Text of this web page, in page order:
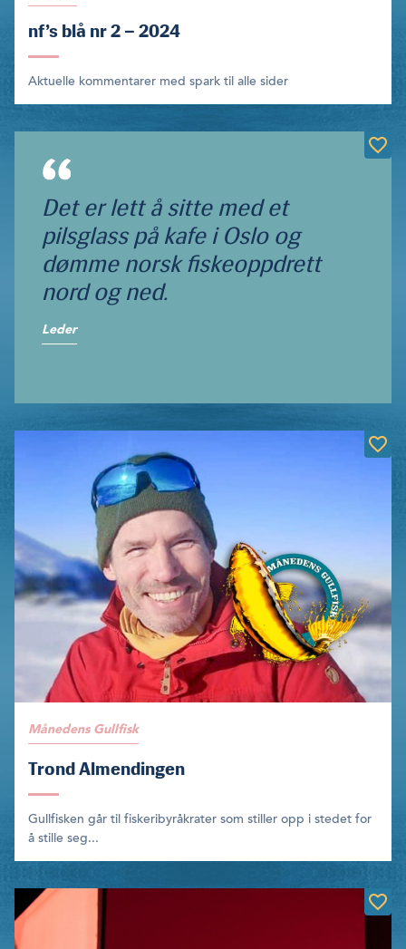
nf’s blå nr 2 – 2024
Aktuelle kommentarer med spark til alle sider
Det er lett å sitte med et
pilsglass på kafe i Oslo og
dømme norsk fiskeoppdrett
nord og ned.
Leder
Månedens Gullfisk
Trond Almendingen
Gullfisken går til fiskeri­byråkrater som stiller opp i stedet for
å stille seg...